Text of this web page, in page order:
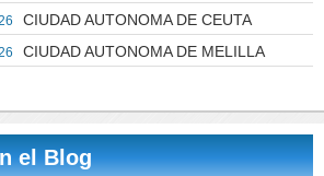
CIUDAD AUTONOMA DE CEUTA
CIUDAD AUTONOMA DE MELILLA
el Blog